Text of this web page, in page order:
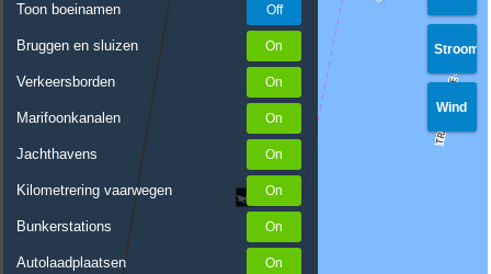
Toon boeinamen
Bruggen en sluizen
Verkeersborden
Marifoonkanalen
Jachthavens
Kilometrering vaarwegen
Bunkerstations
Autolaadplaatsen
Stroom
Wind